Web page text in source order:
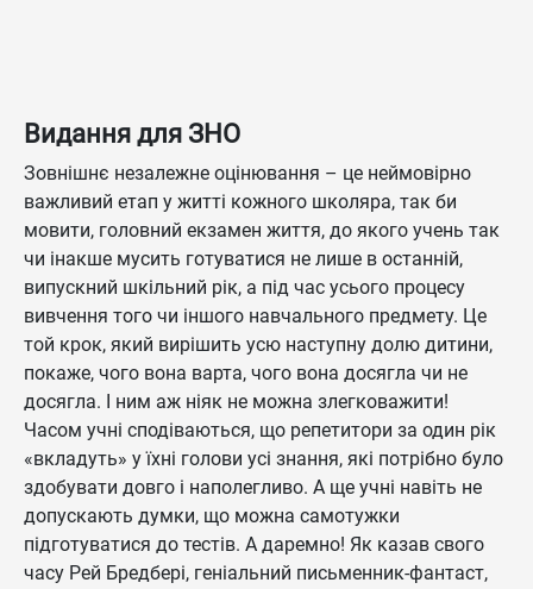
Видання для ЗНО
Зовнішнє незалежне оцінювання – це неймовірно
важливий етап у житті кожного школяра, так би
мовити, головний екзамен життя, до якого учень так
чи інакше мусить готуватися не лише в останній,
випускний шкільний рік, а під час усього процесу
вивчення того чи іншого навчального предмету. Це
той крок, який вирішить усю наступну долю дитини,
покаже, чого вона варта, чого вона досягла чи не
досягла. І ним аж ніяк не можна злегковажити!
Часом учні сподіваються, що репетитори за один рік
«вкладуть» у їхні голови усі знання, які потрібно було
здобувати довго і наполегливо. А ще учні навіть не
допускають думки, що можна самотужки
підготуватися до тестів. А даремно! Як казав свого
часу Рей Бредбері, геніальний письменник-фантаст,